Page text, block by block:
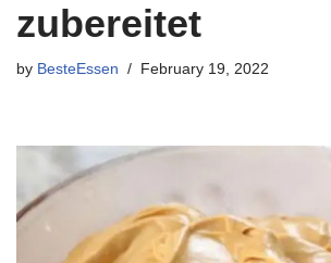
zubereitet
by BesteEssen February 19, 2022